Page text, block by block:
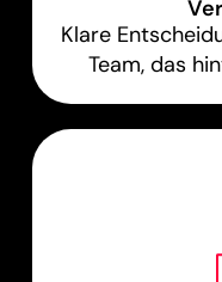
Klare
Team, das